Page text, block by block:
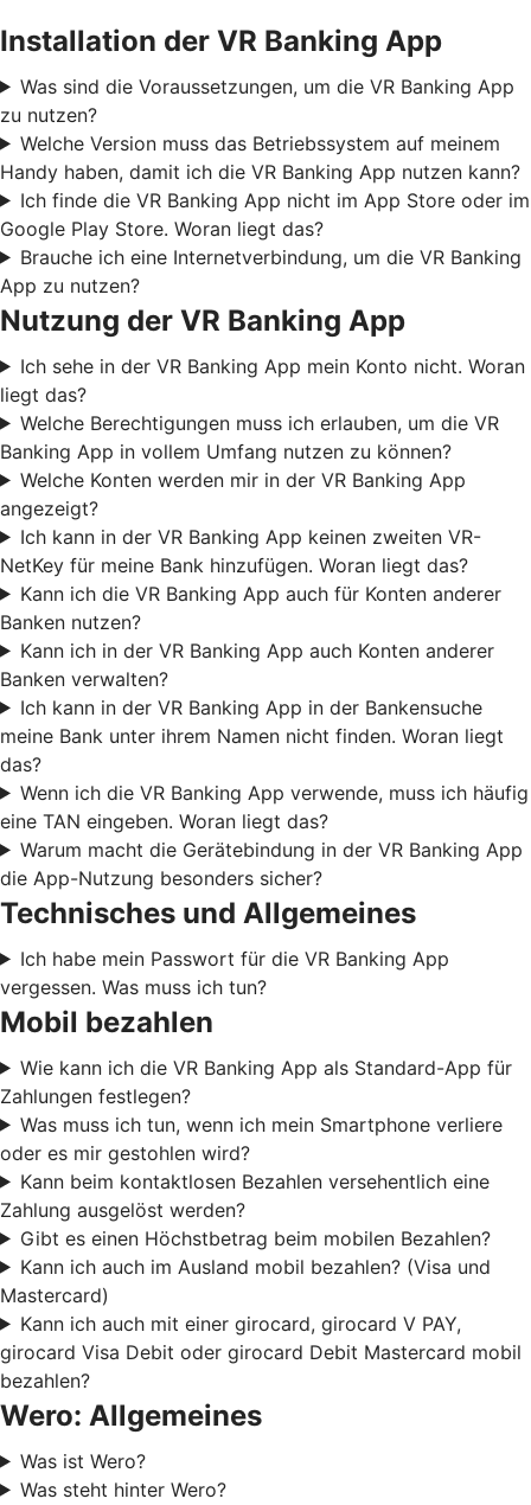
Installation der VR Banking App
Was sind die Voraussetzungen, um die VR Banking App
zu nutzen?
Welche Version muss das Betriebssystem auf meinem
Handy haben, damit ich die VR Banking App nutzen kann?
Ich finde die VR Banking App nicht im App Store oder im
Google Play Store. Woran liegt das?
Brauche ich eine Internetverbindung, um die VR Banking
App zu nutzen?
Nutzung der VR Banking App
Ich sehe in der VR Banking App mein Konto nicht. Woran
liegt das?
Welche Berechtigungen muss ich erlauben, um die VR
Banking App in vollem Umfang nutzen zu können?
Welche Konten werden mir in der VR Banking App
angezeigt?
Ich kann in der VR Banking App keinen zweiten VR-
NetKey für meine Bank hinzufügen. Woran liegt das?
Kann ich die VR Banking App auch für Konten anderer
Banken nutzen?
Kann ich in der VR Banking App auch Konten anderer
Banken verwalten?
Ich kann in der VR Banking App in der Bankensuche
meine Bank unter ihrem Namen nicht finden. Woran liegt
das?
Wenn ich die VR Banking App verwende, muss ich häufig
eine TAN eingeben. Woran liegt das?
Warum macht die Gerätebindung in der VR Banking App
die App-Nutzung besonders sicher?
Technisches und Allgemeines
Ich habe mein Passwort für die VR Banking App
vergessen. Was muss ich tun?
Mobil bezahlen
Wie kann ich die VR Banking App als Standard-App für
Zahlungen festlegen?
Was muss ich tun, wenn ich mein Smartphone verliere
oder es mir gestohlen wird?
Kann beim kontaktlosen Bezahlen versehentlich eine
Zahlung ausgelöst werden?
Gibt es einen Höchstbetrag beim mobilen Bezahlen?
Kann ich auch im Ausland mobil bezahlen? (Visa und
Mastercard)
Kann ich auch mit einer girocard, girocard V PAY,
girocard Visa Debit oder girocard Debit Mastercard mobil
bezahlen?
Wero: Allgemeines
Was ist Wero?
Was steht hinter Wero?